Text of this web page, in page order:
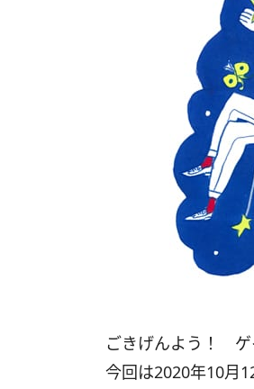
ごきげんよう！ ゲ
今回は2020年10月